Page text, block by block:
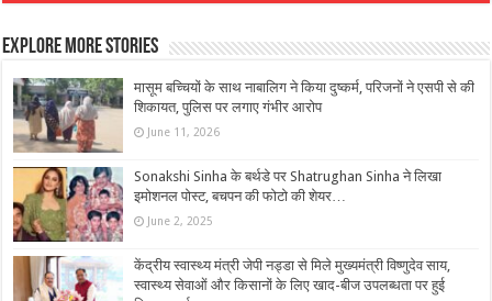
Explore More Stories
मासूम बच्चियों के साथ नाबालिग ने किया दुष्कर्म, परिजनों ने एसपी से की
शिकायत, पुलिस पर लगाए गंभीर आरोप
June 11, 2026
Sonakshi Sinha के बर्थडे पर Shatrughan Sinha ने लिखा
इमोशनल पोस्ट, बचपन की फोटो की शेयर…
June 2, 2025
केंद्रीय स्वास्थ्य मंत्री जेपी नड्डा से मिले मुख्यमंत्री विष्णुदेव साय,
स्वास्थ्य सेवाओं और किसानों के लिए खाद-बीज उपलब्धता पर हुई